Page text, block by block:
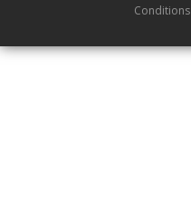
Conditions